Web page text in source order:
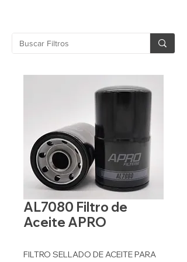
AL7080 Filtro de
Aceite APRO
FILTRO SELLADO DE ACEITE PARA